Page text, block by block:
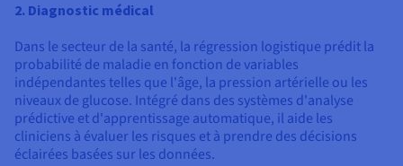
2. Diagnostic médical
Dans le secteur de la santé, la régression logistique prédit la
probabilité de maladie en fonction de variables
indépendantes telles que l'âge, la pression artérielle ou les
niveaux de glucose. Intégré dans des systèmes d'analyse
prédictive et d'apprentissage automatique, il aide les
cliniciens à évaluer les risques et à prendre des décisions
éclairées basées sur les données.